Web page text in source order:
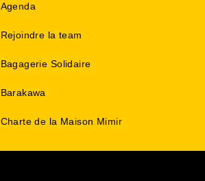
Agenda
Rejoindre la team
Bagagerie Solidaire
Barakawa
Charte de la Maison Mimir